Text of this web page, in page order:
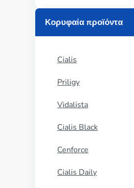
Κορυφαία προϊόντα
Cialis
Priligy
Vidalista
Cialis Black
Cenforce
Cialis Daily